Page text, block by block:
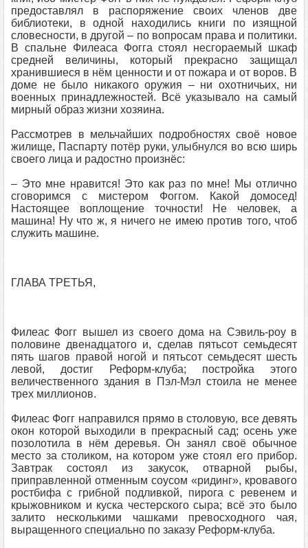
предоставлял в распоряжение своих членов две
библиотеки, в одной находились книги по изящной
словесности, в другой – по вопросам права и политики.
В спальне Филеаса Фогга стоял несгораемый шкаф
средней величины, который прекрасно защищал
хранившиеся в нём ценности и от пожара и от воров. В
доме не было никакого оружия – ни охотничьих, ни
военных принадлежностей. Всё указывало на самый
мирный образ жизни хозяина.
Рассмотрев в мельчайших подробностях своё новое
жилище, Паспарту потёр руки, улыбнулся во всю ширь
своего лица и радостно произнёс:
– Это мне нравится! Это как раз по мне! Мы отлично
сговоримся с мистером Фоггом. Какой домосед!
Настоящее воплощение точности! Не человек, а
машина! Ну что ж, я ничего не имею против того, чтоб
служить машине.
ГЛАВА ТРЕТЬЯ,
Филеас Фогг вышел из своего дома на Сэвиль-роу в
половине двенадцатого и, сделав пятьсот семьдесят
пять шагов правой ногой и пятьсот семьдесят шесть
левой, достиг Реформ-клуба; постройка этого
величественного здания в Пэл-Мэл стоила не менее
трех миллионов.
Филеас Фогг направился прямо в столовую, все девять
окон которой выходили в прекрасный сад; осень уже
позолотила в нём деревья. Он занял своё обычное
место за столиком, на котором уже стоял его прибор.
Завтрак состоял из закусок, отварной рыбы,
приправленной отменным соусом «ридинг», кровавого
ростбифа с грибной подливкой, пирога с ревенем и
крыжовником и куска честерского сыра; всё это было
залито несколькими чашками превосходного чая,
выращенного специально по заказу Реформ-клуба.